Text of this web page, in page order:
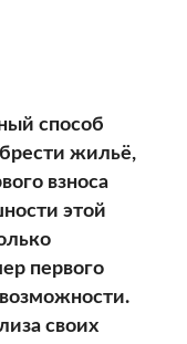
способ
жильё,
взноса
этой
первого
своих